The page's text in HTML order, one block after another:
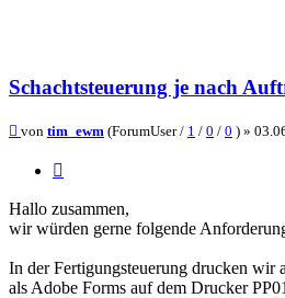
Schachtsteuerung je nach
Beitrag
von tim_ewm (ForumUser / 1 / 0 / 0 ) »
Hallo zusammen,
wir würden gerne folgende
In der Fertigungsteuerung drucken wir
als Adobe Forms auf dem Drucker